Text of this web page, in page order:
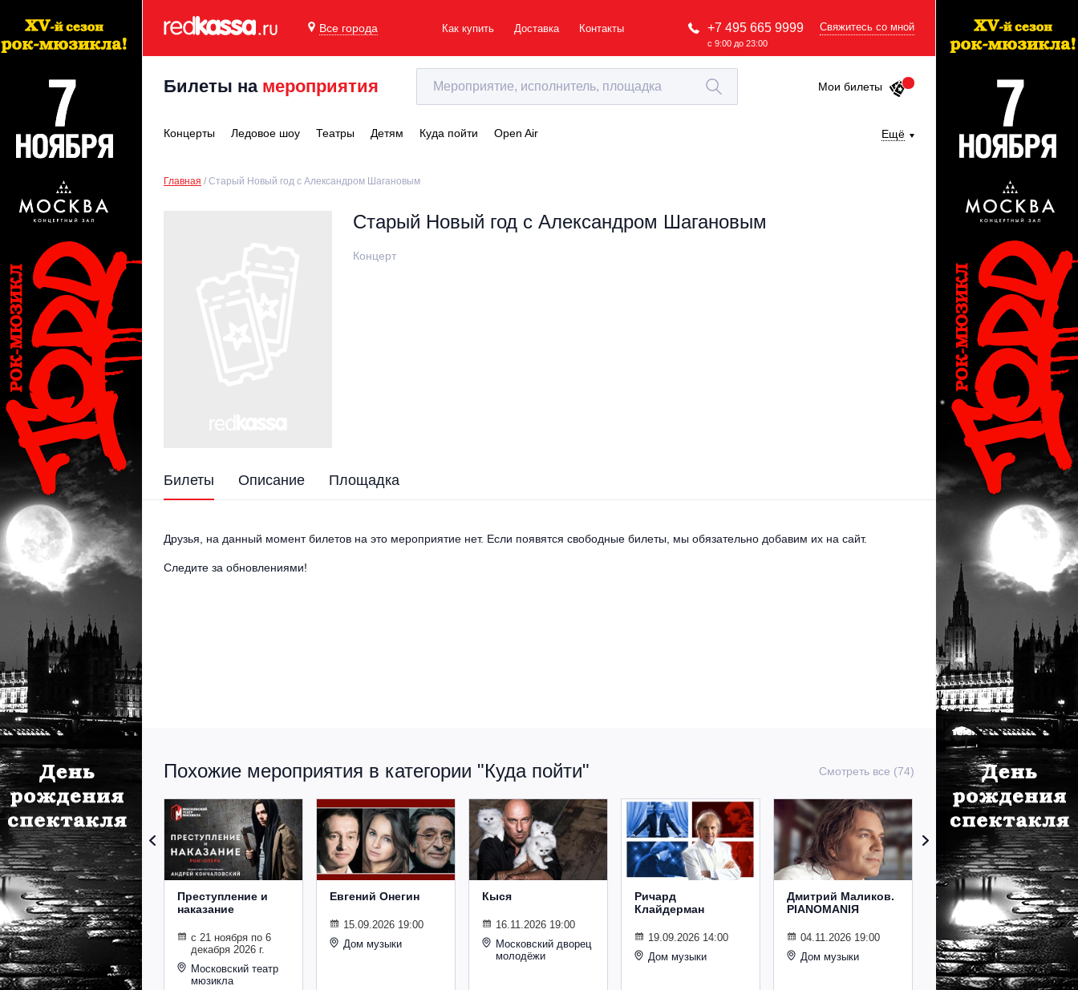
Все города Как купить Доставка Контакты +7 495 665 9999
с 9:00 до 23:00
Свяжитесь со мной
Билеты на мероприятия Мои билеты
Концерты Ледовое шоу Театры Детям Куда пойти Open Air Ещё
Главная Старый Новый год с Александром Шагановым
Старый Новый год с Александром Шагановым
Концерт
Билеты Описание Площадка
Друзья, на данный момент билетов на это мероприятие нет. Если появятся свободные билеты, мы обязательно добавим их на сайт.
Следите за обновлениями!
Похожие мероприятия в категории "Куда пойти" Смотреть все (74)
Преступление и
наказание
с 21 ноября по 6
декабря 2026 г.
Московский театр
мюзикла
Евгений Онегин
15.09.2026 19:00
Дом музыки
Кыся
16.11.2026 19:00
Московский дворец
молодёжи
Ричард
Клайдерман
19.09.2026 14:00
Дом музыки
Дмитрий Маликов.
PIANOMANIЯ
04.11.2026 19:00
Дом музыки
Рождественский
концерт
Владимира
Спивакова
24.12.2026 19:00
Дом музыки